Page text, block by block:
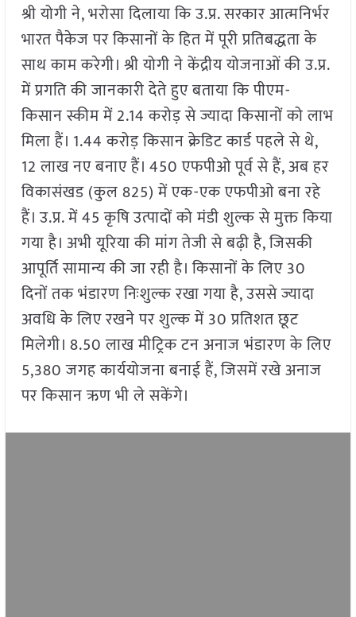
श्री योगी ने, भरोसा दिलाया कि उ.प्र. सरकार आत्मनिर्भर
भारत पैकेज पर किसानों के हित में पूरी प्रतिबद्धता के
साथ काम करेगी। श्री योगी ने केंद्रीय योजनाओं की उ.प्र.
में प्रगति की जानकारी देते हुए बताया कि पीएम-
किसान स्कीम में 2.14 करोड़ से ज्यादा किसानों को लाभ
मिला हैं। 1.44 करोड़ किसान क्रेडिट कार्ड पहले से थे,
12 लाख नए बनाए हैं। 450 एफपीओ पूर्व से हैं, अब हर
विकासंखड (कुल 825) में एक-एक एफपीओ बना रहे
हैं। उ.प्र. में 45 कृषि उत्पादों को मंडी शुल्क से मुक्त किया
गया है। अभी यूरिया की मांग तेजी से बढ़ी है, जिसकी
आपूर्ति सामान्य की जा रही है। किसानों के लिए 30
दिनों तक भंडारण निःशुल्क रखा गया है, उससे ज्यादा
अवधि के लिए रखने पर शुल्क में 30 प्रतिशत छूट
मिलेगी। 8.50 लाख मीट्रिक टन अनाज भंडारण के लिए
5,380 जगह कार्ययोजना बनाई हैं, जिसमें रखे अनाज
पर किसान ऋण भी ले सकेंगे।